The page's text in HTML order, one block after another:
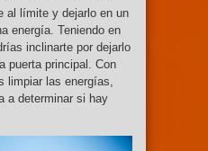
al límite y dejarlo en un
energía. Teniendo en
inclinarte por dejarlo
puerta principal. Con
limpiar las energías,
a determinar si hay